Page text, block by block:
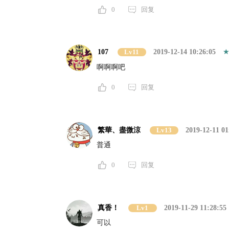
0 回复
107 Lv11
2019-12-14 10:26:05
啊啊啊吧
0 回复
繁華、盡微涼 Lv13
2019-12-11
普通
0 回复
真香！ Lv1
2019-11-29 11:28:55
可以